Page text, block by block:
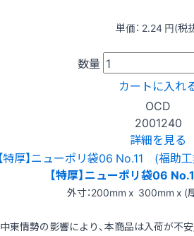
単価： 2.24 円(税
数量
カートに入れ
OCD
2001240
詳細を見る
【特厚】ニューポリ袋06
外寸：200mm x 300mm x (
東情勢の影響により、本商品は入荷が不